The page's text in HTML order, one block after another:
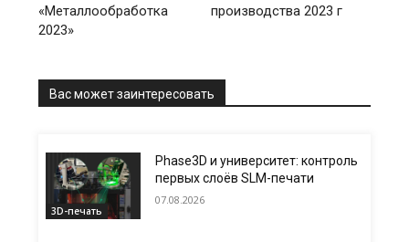
«Металлообработка
2023»
производства 2023 г
Вас может заинтересовать
3D-печать
Phase3D и университет: контроль
первых слоёв SLM-печати
07.08.2026